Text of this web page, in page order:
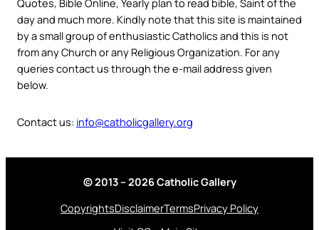
day and much more. Kindly note that this site is maintained
by a small group of enthusiastic Catholics and this is not
from any Church or any Religious Organization. For any
queries contact us through the e-mail address given
below.
Contact us: info@catholicgallery.org
© 2013 – 2026 Catholic Gallery
CopyrightsDisclaimerTermsPrivacy Policy